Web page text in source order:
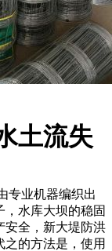
土流失
专业机器编织出
水库大坝的稳固
安全，新大堤防洪
之的方法是，使用